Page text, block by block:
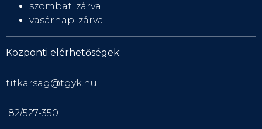
szombat: zárva
vasárnap: zárva
Központi elérhetőségek:
titkarsag@tgyk.hu
82/527-350